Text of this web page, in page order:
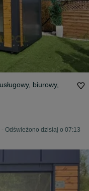
- Odświeżono dzisiaj o 07:13